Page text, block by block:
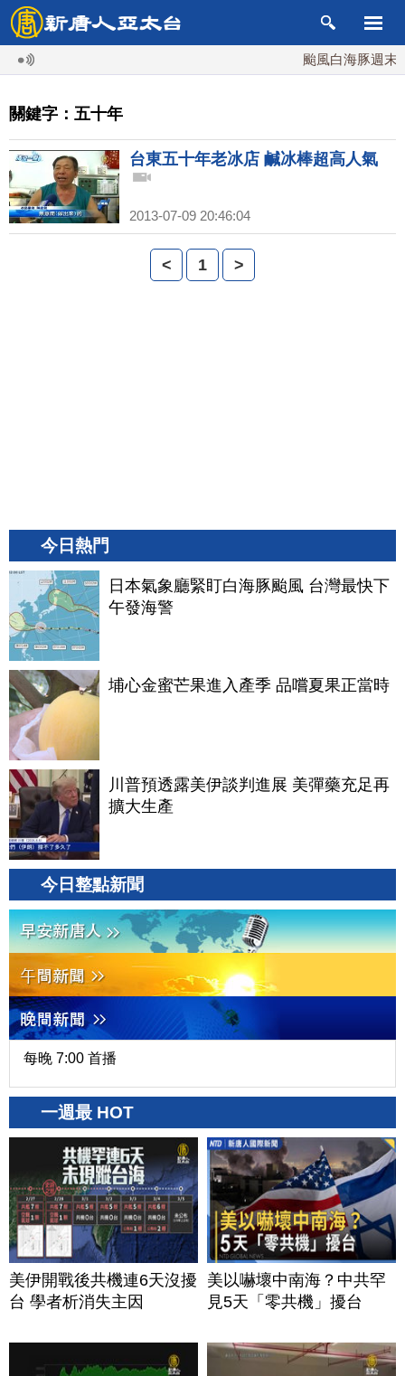
颱風白海豚週末
關鍵字：五十年
台東五十年老冰店 鹹冰棒超高人氣
2013-07-09 20:46:04
< 1 >
今日熱門
日本氣象廳緊盯白海豚颱風 台灣最快下
午發海警
埔心金蜜芒果進入產季 品嚐夏果正當時
川普預透露美伊談判進展 美彈藥充足再
擴大生產
今日整點新聞
每晚 7:00 首播
一週最 HOT
美伊開戰後共機連6天沒擾
台 學者析消失主因
美以嚇壞中南海？中共罕
見5天「零共機」擾台